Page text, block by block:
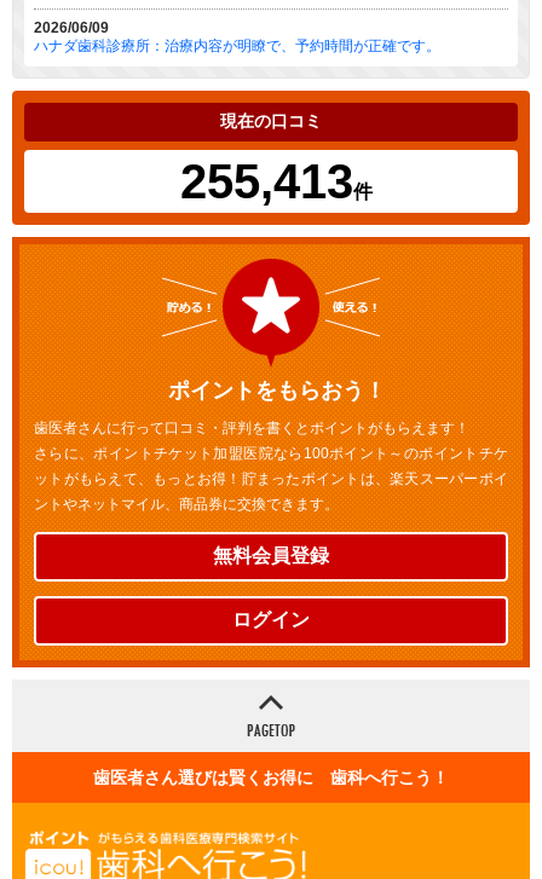
2026/06/09
ハナダ歯科診療所：治療内容が明瞭で、予約時間が正確です。
現在の口コミ
255,413件
ポイントをもらおう！
歯医者さんに行って口コミ・評判を書くとポイントがもらえます！
さらに、ポイントチケット加盟医院なら100ポイント～のポイントチケ
ットがもらえて、もっとお得！貯まったポイントは、楽天スーパーポイ
ントやネットマイル、商品券に交換できます。
無料会員登録
ログイン
歯医者さん選びは賢くお得に 歯科へ行こう！